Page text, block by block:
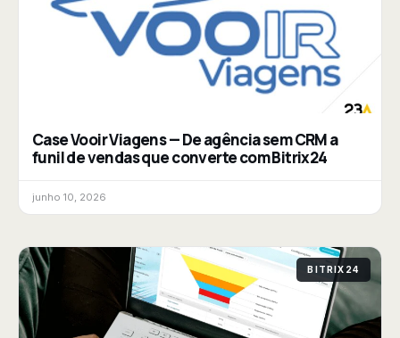
Case Vooir Viagens — De agência sem CRM a
funil de vendas que converte com Bitrix24
junho 10, 2026
BITRIX24